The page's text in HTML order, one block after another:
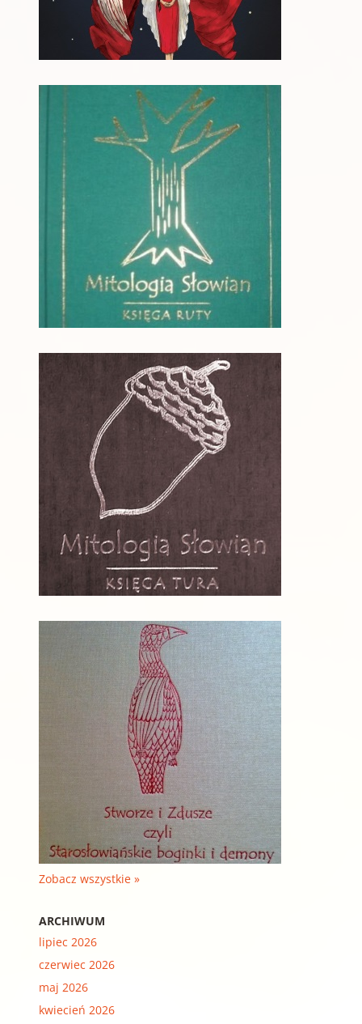
Zobacz wszystkie »
ARCHIWUM
lipiec 2026
czerwiec 2026
maj 2026
kwiecień 2026